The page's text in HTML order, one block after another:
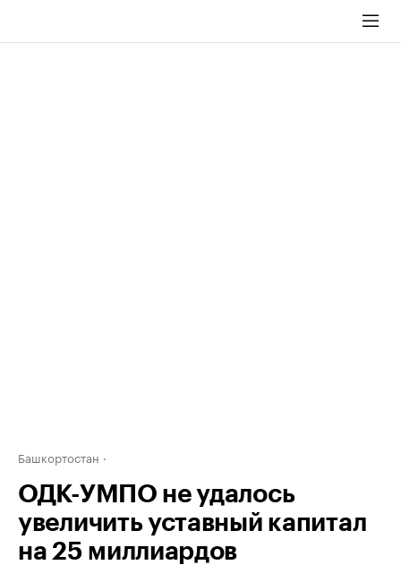
Башкортостан
ОДК-УМПО не удалось
увеличить уставный капитал
на 25 миллиардов